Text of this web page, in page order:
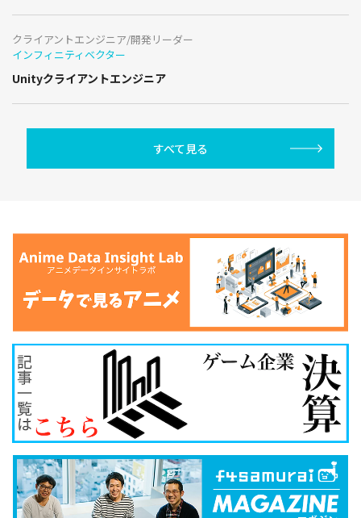
クライアントエンジニア/開発リーダー
インフィニティベクター
Unityクライアントエンジニア
すべて見る